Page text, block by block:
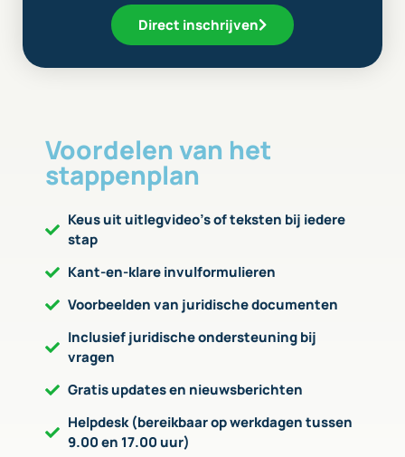
Direct inschrijven
Voordelen van het
stappenplan
Keus uit uitlegvideo’s of teksten bij iedere
stap
Kant-en-klare invulformulieren
Voorbeelden van juridische documenten
Inclusief juridische ondersteuning bij
vragen
Gratis updates en nieuwsberichten
Helpdesk (bereikbaar op werkdagen tussen
9.00 en 17.00 uur)